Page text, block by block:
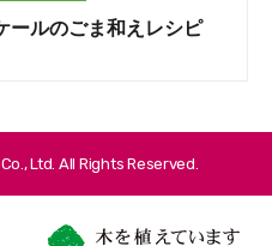
ールのごま和えレシピ
Ltd. All Rights Reserved.